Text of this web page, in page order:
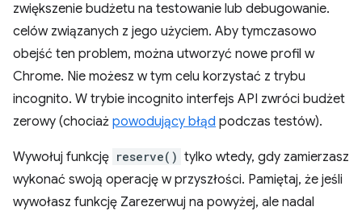
zwiększenie budżetu na testowanie lub debugowanie.
celów związanych z jego użyciem. Aby tymczasowo
obejść ten problem, można utworzyć nowe profil w
Chrome. Nie możesz w tym celu korzystać z trybu
incognito. W trybie incognito interfejs API zwróci budżet
zerowy (chociaż powodujący błąd podczas testów).
Wywołuj funkcję reserve() tylko wtedy, gdy zamierzasz
wykonać swoją operację w przyszłości. Pamiętaj, że jeśli
wywołasz funkcję Zarezerwuj na powyżej, ale nadal